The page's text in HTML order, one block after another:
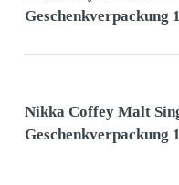
Geschenkverpackung
Nikka Coffey Malt
Geschenkverpackung